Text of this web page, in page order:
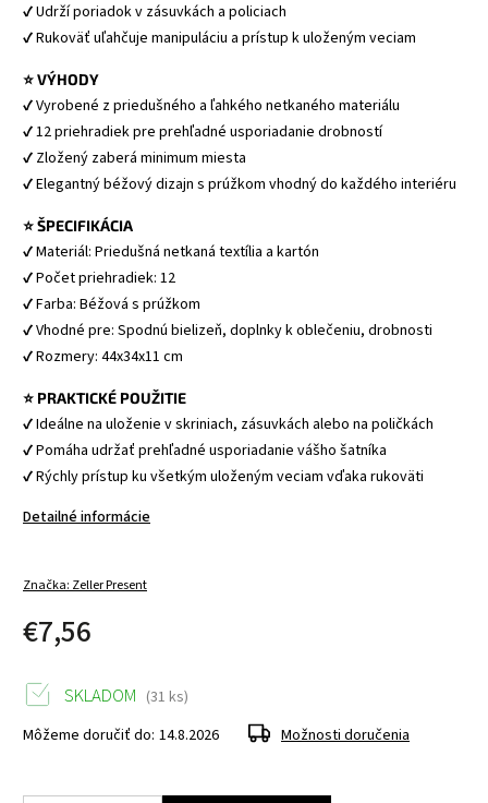
✔ Udrží poriadok v zásuvkách a policiach
✔ Rukoväť uľahčuje manipuláciu a prístup k uloženým veciam
⭐ VÝHODY
✔ Vyrobené z priedušného a ľahkého netkaného materiálu
✔ 12 priehradiek pre prehľadné usporiadanie drobností
✔ Zložený zaberá minimum miesta
✔ Elegantný béžový dizajn s prúžkom vhodný do každého interiéru
⭐ ŠPECIFIKÁCIA
✔ Materiál: Priedušná netkaná textília a kartón
✔ Počet priehradiek: 12
✔ Farba: Béžová s prúžkom
✔ Vhodné pre: Spodnú bielizeň, doplnky k oblečeniu, drobnosti
✔ Rozmery: 44x34x11 cm
⭐ PRAKTICKÉ POUŽITIE
✔ Ideálne na uloženie v skriniach, zásuvkách alebo na poličkách
✔ Pomáha udržať prehľadné usporiadanie vášho šatníka
✔ Rýchly prístup ku všetkým uloženým veciam vďaka rukoväti
Detailné informácie
Značka: Zeller Present
€7,56
SKLADOM (31 ks)
Môžeme doručiť do: 14.8.2026 Možnosti doručenia